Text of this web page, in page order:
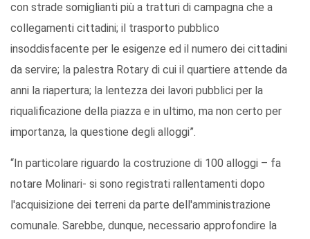
con strade somiglianti più a tratturi di campagna che a
collegamenti cittadini; il trasporto pubblico
insoddisfacente per le esigenze ed il numero dei cittadini
da servire; la palestra Rotary di cui il quartiere attende da
anni la riapertura; la lentezza dei lavori pubblici per la
riqualificazione della piazza e in ultimo, ma non certo per
importanza, la questione degli alloggi”.
“In particolare riguardo la costruzione di 100 alloggi – fa
notare Molinari- si sono registrati rallentamenti dopo
l'acquisizione dei terreni da parte dell'amministrazione
comunale. Sarebbe, dunque, necessario approfondire la